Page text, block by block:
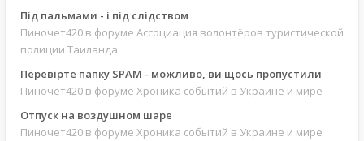
Під пальмами - і під слідством
Пиночет420 в форуме Ассоциация волонтёров туристической
полиции Таиланда
Перевірте папку SPAM - можливо, ви щось пропустили
Пиночет420 в форуме Хроника событий в Украине и мире
Отпуск на воздушном шаре
Пиночет420 в форуме Хроника событий в Украине и мире